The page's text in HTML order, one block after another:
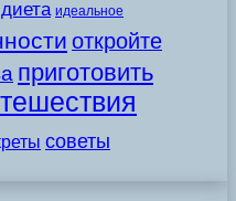
диета идеальное
откройте
приготовить
советы